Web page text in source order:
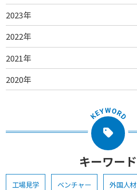
2023年
2022年
2021年
2020年
キーワード
工場見学 ベンチャー 外国人材